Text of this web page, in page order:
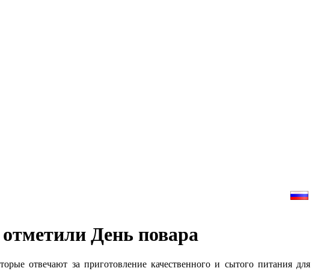
День повара
отвечают за приготовление качественного и сытого питания для